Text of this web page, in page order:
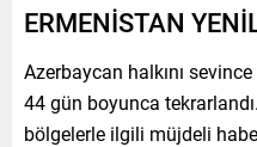
ERMENİSTAN
Azerbaycan halkını
44 gün boyunca
bölgelerle ilgili müjdeli